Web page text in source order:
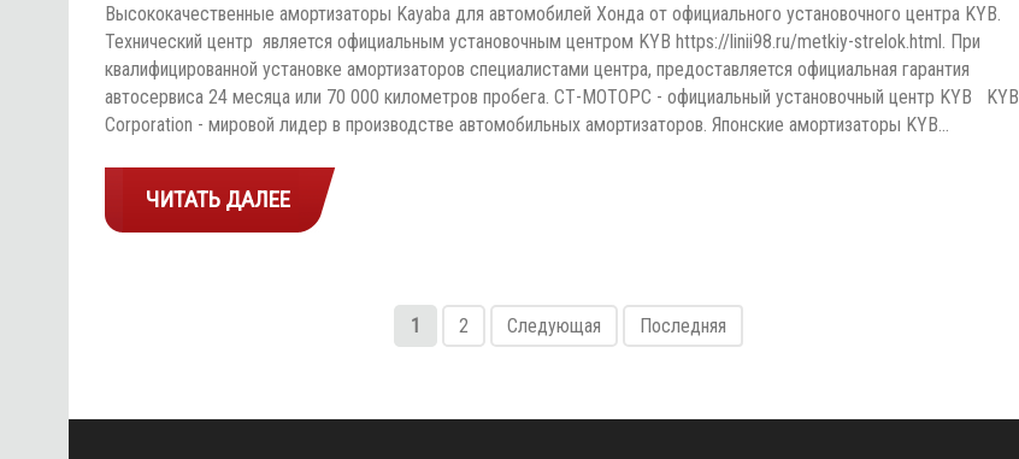
Высококачественные амортизаторы Kayaba для автомобилей Хонда от официального установочного центра KYB.
Технический центр является официальным установочным центром KYB https://linii98.ru/metkiy-strelok.html. При
квалифицированной установке амортизаторов специалистами центра, предоставляется официальная гарантия
автосервиса 24 месяца или 70 000 километров пробега. СТ-МОТОРС - официальный установочный центр KYB KYB
Corporation - мировой лидер в производстве автомобильных амортизаторов. Японские амортизаторы KYB…
ЧИТАТЬ ДАЛЕЕ
1 2 Следующая Последняя